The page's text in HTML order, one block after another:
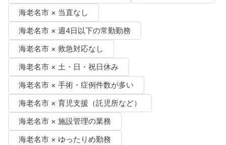
海老名市 × 当直なし
海老名市 × 週4日以下の常勤勤務
海老名市 × 救急対応なし
海老名市 × 土・日・祝日休み
海老名市 × 手術・症例件数が多い
海老名市 × 育児支援（託児所など）
海老名市 × 施設管理の業務
海老名市 × ゆったりめ勤務